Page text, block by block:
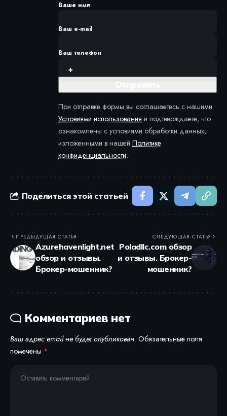
Ваше имя
Ваш e-mail
Ваш телефон
При отправке формы вы соглашаетесь с нашими
Условиями использования и подтверждаете, что
ознакомлены с условиями обработки данных,
изложенными в нашей Политике
конфиденциальности.
Поделиться этой статьей
ПРЕДЫДУЩАЯ СТАТЬЯ
Azurehavenlight.net
обзор и отзывы.
Брокер-мошенник?
СЛЕДУЮЩАЯ СТАТЬЯ
Poladllc.com обзор
и отзывы. Брокер-
мошенник?
Комментариев нет
Ваш адрес email не будет опубликован. Обязательные поля
помечены *